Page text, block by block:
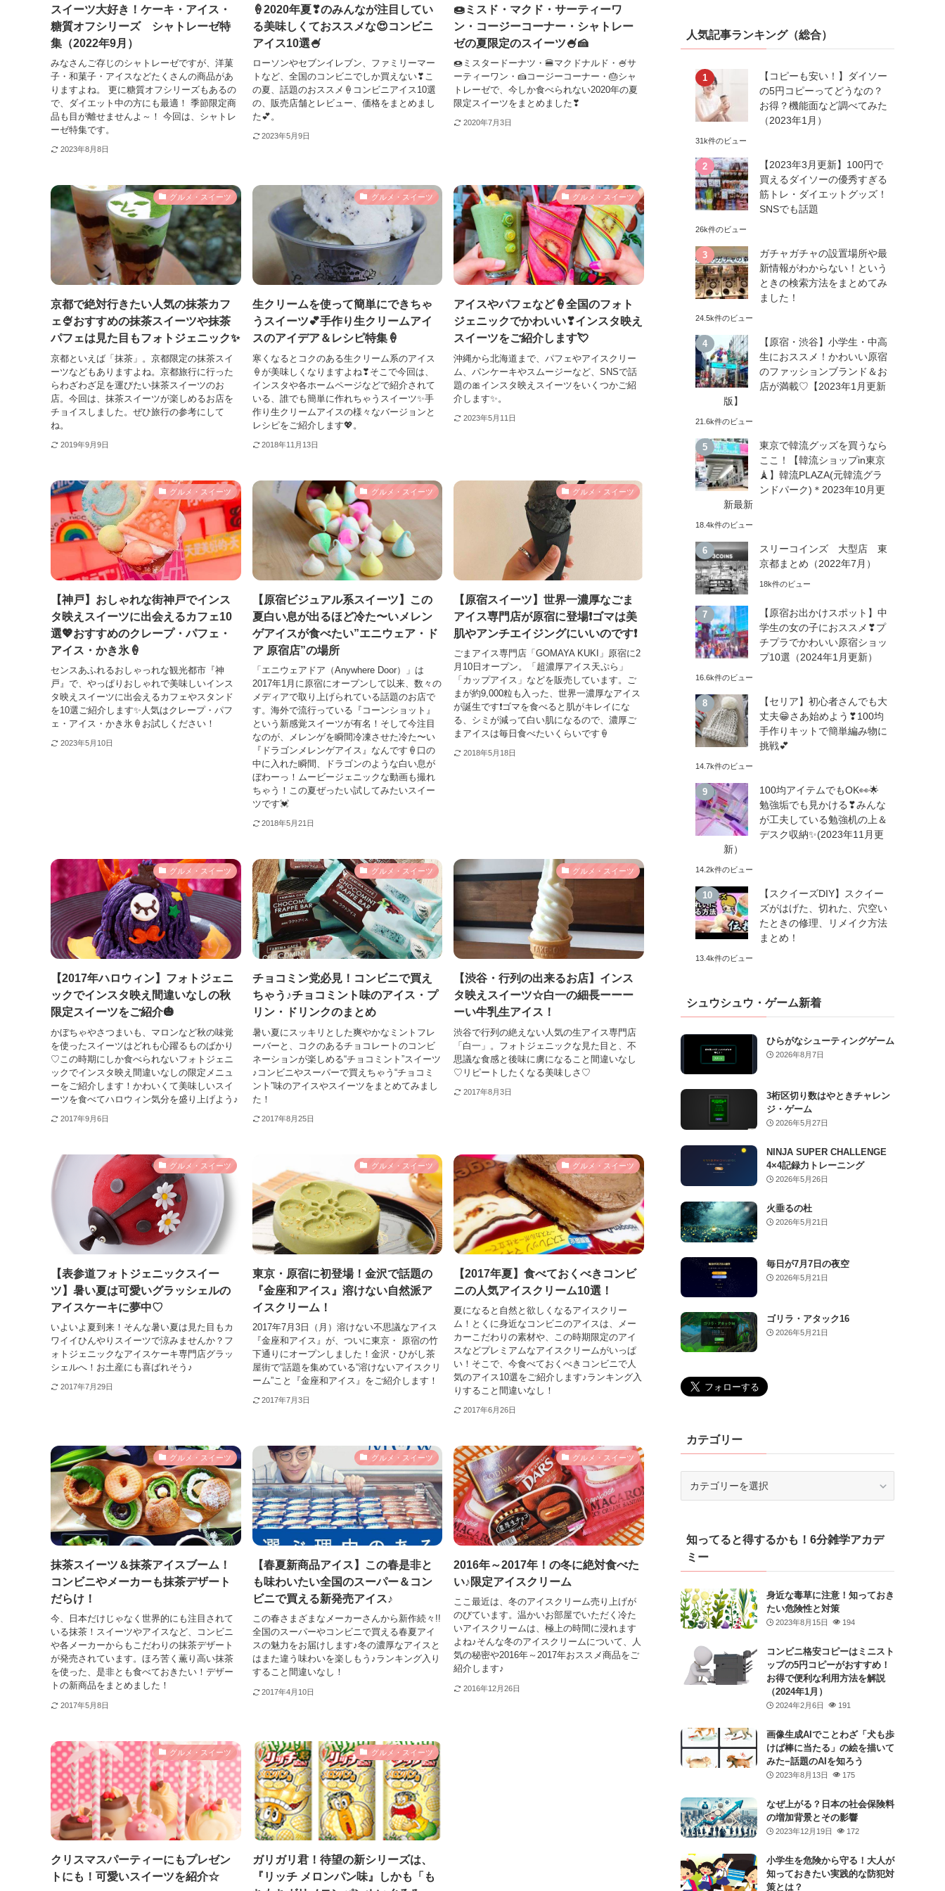
スイーツ大好き！ケーキ・アイス・
糖質オフシリーズ シャトレーゼ特
集（2022年9月）
みなさんご存じのシャトレーゼですが、洋菓
子・和菓子・アイスなどたくさんの商品があ
りますよね。 更に糖質オフシリーズもあるの
で、ダイエット中の方にも最適！ 季節限定商
品も目が離せませんよ～！ 今回は、シャトレ
ーゼ特集です。
2023年8月8日
🍦2020年夏❣のみんなが注目してい
る美味しくておススメな😍コンビニ
アイス10選🍧
ローソンやセブンイレブン、ファミリーマー
トなど、全国のコンビニでしか買えない❣こ
の夏、話題のおススメ🍦コンビニアイス10選
の、販売店舗とレビュー、価格をまとめまし
た💕。
2023年5月9日
🍩ミスド・マクド・サーティーワ
ン・コージーコーナー・シャトレー
ゼの夏限定のスイーツ🍧🍰
🍩ミスタードーナツ・🍔マクドナルド・🍧サ
ーティーワン・🍰コージーコーナー・🎂シャ
トレーゼで、今しか食べられない2020年の夏
限定スイーツをまとめました❣
2020年7月3日
グルメ・スイーツ
京都で絶対行きたい人気の抹茶カフ
ェ🍨おすすめの抹茶スイーツや抹茶
パフェは見た目もフォトジェニック✨
京都といえば「抹茶」。京都限定の抹茶スイ
ーツなどもありますよね。京都旅行に行った
らわざわざ足を運びたい抹茶スイーツのお
店。今回は、抹茶スイーツが楽しめるお店を
チョイスしました。ぜひ旅行の参考にして
ね。
2019年9月9日
グルメ・スイーツ
生クリームを使って簡単にできちゃ
うスイーツ💕手作り生クリームアイ
スのアイデア＆レシピ特集🍦
寒くなるとコクのある生クリーム系のアイス
🍦が美味しくなりますよね❣そこで今回は、
インスタや各ホームページなどで紹介されて
いる、誰でも簡単に作れちゃうスイーツ✨手
作り生クリームアイスの様々なバージョンと
レシピをご紹介します💖。
2018年11月13日
グルメ・スイーツ
アイスやパフェなど🍦全国のフォト
ジェニックでかわいい❣インスタ映え
スイーツをご紹介します💘
沖縄から北海道まで、パフェやアイスクリー
ム、パンケーキやスムージーなど、SNSで話
題の🎀インスタ映えスイーツをいくつかご紹
介します✨。
2023年5月11日
グルメ・スイーツ
【神戸】おしゃれな街神戸でインス
タ映えスイーツに出会えるカフェ10
選💖おすすめのクレープ・パフェ・
アイス・かき氷🍦
センスあふれるおしゃっれな観光都市『神
戸』で、やっぱりおしゃれで美味しいインス
タ映えスイーツに出会えるカフェやスタンド
を10選ご紹介します✨人気はクレープ・パフ
ェ・アイス・かき氷🍦お試しください！
2023年5月10日
グルメ・スイーツ
【原宿ビジュアル系スイーツ】この
夏白い息が出るほど冷た〜いメレン
ゲアイスが食べたい”エニウェア・ド
ア 原宿店”の場所
「エニウェアドア（Anywhere Door）」は
2017年1月に原宿にオープンして以来、数々の
メディアで取り上げられている話題のお店で
す。海外で流行っている『コーンショット』
という新感覚スイーツが有名！そして今注目
なのが、メレンゲを瞬間冷凍させた冷た〜い
『ドラゴンメレンゲアイス』なんです🍦口の
中に入れた瞬間、ドラゴンのような白い息が
ぼわーっ！ムービージェニックな動画も撮れ
ちゃう！この夏ぜったい試してみたいスイー
ツです💓
2018年5月21日
グルメ・スイーツ
【原宿スイーツ】世界一濃厚なごま
アイス専門店が原宿に登場❗️ゴマは美
肌やアンチエイジングにいいのです❗️
ごまアイス専門店「GOMAYA KUKI」原宿に2
月10日オープン。「超濃厚アイス天ぷら」
「カップアイス」などを販売しています。ご
まが約9,000粒も入った、世界一濃厚なアイス
が誕生です❗️ゴマを食べると肌がキレイにな
る、シミが減って白い肌になるので、濃厚ご
まアイスは毎日食べたいくらいです🍦
2018年5月18日
グルメ・スイーツ
【2017年ハロウィン】フォトジェニ
ックでインスタ映え間違いなしの秋
限定スイーツをご紹介🎃
かぼちゃやさつまいも、マロンなど秋の味覚
を使ったスイーツはどれも心躍るものばかり
♡この時期にしか食べられないフォトジェニ
ックでインスタ映え間違いなしの限定メニュ
ーをご紹介します！かわいくて美味しいスイ
ーツを食べてハロウィン気分を盛り上げよう♪
2017年9月6日
グルメ・スイーツ
チョコミン党必見！コンビニで買え
ちゃう♪チョコミント味のアイス・プ
リン・ドリンクのまとめ
暑い夏にスッキリとした爽やかなミントフレ
ーバーと、コクのあるチョコレートのコンビ
ネーションが楽しめる“チョコミント”スイーツ
♪コンビニやスーパーで買えちゃう“チョコミ
ント”味のアイスやスイーツをまとめてみまし
た！
2017年8月25日
グルメ・スイーツ
【渋谷・行列の出来るお店】インス
タ映えスイーツ☆白一の細長ーーー
ーい牛乳生アイス！
渋谷で行列の絶えない人気の生アイス専門店
「白一」。フォトジェニックな見た目と、不
思議な食感と後味に虜になること間違いなし
♡リピートしたくなる美味しさ♡
2017年8月3日
グルメ・スイーツ
【表参道フォトジェニックスイー
ツ】暑い夏は可愛いグラッシェルの
アイスケーキに夢中♡
いよいよ夏到来！そんな暑い夏は見た目もカ
ワイイひんやりスイーツで涼みませんか？フ
ォトジェニックなアイスケーキ専門店グラッ
シェルへ！お土産にも喜ばれそう♪
2017年7月29日
グルメ・スイーツ
東京・原宿に初登場！金沢で話題の
『金座和アイス』溶けない自然派ア
イスクリーム！
2017年7月3日（月）溶けない不思議なアイス
『金座和アイス』が、ついに東京・ 原宿の竹
下通りにオープンしました！金沢・ひがし茶
屋街で“話題を集めている“溶けないアイスクリ
ーム”こと『金座和アイス』をご紹介します！
2017年7月3日
グルメ・スイーツ
【2017年夏】食べておくべきコンビ
ニの人気アイスクリーム10選！
夏になると自然と欲しくなるアイスクリー
ム！とくに身近なコンビニのアイスは、メー
カーこだわりの素材や、この時期限定のアイ
スなどプレミアムなアイスクリームがいっぱ
い！そこで、今食べておくべきコンビニで人
気のアイス10選をご紹介します♪ランキング入
りすること間違いなし！
2017年6月26日
グルメ・スイーツ
抹茶スイーツ＆抹茶アイスブーム！
コンビニやメーカーも抹茶デザート
だらけ！
今、日本だけじゃなく世界的にも注目されて
いる抹茶！スイーツやアイスなど、コンビニ
や各メーカーからもこだわりの抹茶デザート
が発売されています。ほろ苦く薫り高い抹茶
を使った、是非とも食べておきたい！デザー
トの新商品をまとめました！
2017年5月8日
グルメ・スイーツ
【春夏新商品アイス】この春是非と
も味わいたい全国のスーパー＆コン
ビニで買える新発売アイス♪
この春さまざまなメーカーさんから新作続々!!
全国のスーパーやコンビニで買える春夏アイ
スの魅力をお届けします♪冬の濃厚なアイスと
はまた違う味わいを楽しもう♪ランキング入り
すること間違いなし！
2017年4月10日
グルメ・スイーツ
2016年～2017年！の冬に絶対食べた
い♪限定アイスクリーム
ここ最近は、冬のアイスクリーム売り上げが
のびています。温かいお部屋でいただく冷た
いアイスクリームは、極上の時間に浸れます
よね♪そんな冬のアイスクリームについて、人
気の秘密や2016年～2017年おススメ商品をご
紹介します♪
2016年12月26日
グルメ・スイーツ
クリスマスパーティーにもプレゼン
トにも！可愛いスイーツを紹介☆
グルメ・スイーツ
ガリガリ君！待望の新シリーズは、
『リッチ メロンパン味』しかも「も
人気記事ランキング（総合）
【コピーも安い！】ダイソー
の5円コピーってどうなの？
お得？機能面など調べてみた
（2023年1月）
31k件のビュー
【2023年3月更新】100円で
買えるダイソーの優秀すぎる
筋トレ・ダイエットグッズ！
SNSでも話題
26k件のビュー
ガチャガチャの設置場所や最
新情報がわからない！という
ときの検索方法をまとめてみ
ました！
24.5k件のビュー
【原宿・渋谷】小学生・中高
生におススメ！かわいい原宿
のファッションブランド＆お
店が満載♡【2023年1月更新
版】
21.6k件のビュー
東京で韓流グッズを買うなら
ここ！【韓流ショップin東京
🗼】韓流PLAZA(元韓流グラ
ンドパーク)＊2023年10月更
新最新
18.4k件のビュー
スリーコインズ 大型店 東
京都まとめ（2022年7月）
18k件のビュー
【原宿お出かけスポット】中
学生の女の子におススメ❣プ
チプラでかわいい原宿ショッ
プ10選（2024年1月更新）
16.6k件のビュー
【セリア】初心者さんでも大
丈夫😁さあ始めよう❣100均
手作りキットで簡単編み物に
挑戦💕
14.7k件のビュー
100均アイテムでもOK👀🌟
勉強垢でも見かける❣みんな
が工夫している勉強机の上＆
デスク収納✨(2023年11月更
新）
14.2k件のビュー
【スクイーズDIY】スクイー
ズがはげた、切れた、穴空い
たときの修理、リメイク方法
まとめ！
13.4k件のビュー
シュウシュウ・ゲーム新着
ひらがなシューティングゲーム
2026年8月7日
3桁区切り数はやときチャレン
ジ・ゲーム
2026年5月27日
NINJA SUPER CHALLENGE
4×4記録力トレーニング
2026年5月26日
火垂るの杜
2026年5月21日
毎日が7月7日の夜空
2026年5月21日
ゴリラ・アタック16
2026年5月21日
カテゴリー
ー知ってると得するかも！6分雑学アカデ
ミー
身近な毒草に注意！知っておき
たい危険性と対策
2023年8月15日 194
コンビニ格安コピーはミニスト
ップの5円コピーがおすすめ！
お得で便利な利用方法を解説
（2024年1月）
2024年2月6日 191
画像生成AIでことわざ「犬も歩
けば棒に当たる」の絵を描いて
みた−話題のAIを知ろう
2023年8月13日 175
なぜ上がる？日本の社会保険料
の増加背景とその影響
2023年12月19日 172
小学生を危険から守る！大人が
知っておきたい実践的な防犯対
策とは？